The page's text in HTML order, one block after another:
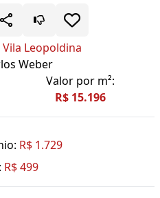
Leopoldina
Weber
Valor por m²:
R$ 15.196
R$ 1.729
R$ 499